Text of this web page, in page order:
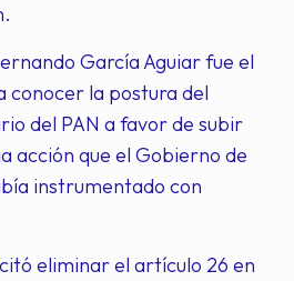
García Aguiar fue el
conocer la postura del
del PAN a favor de subir
acción que el Gobierno de
instrumentado con
eliminar el artículo 26 en